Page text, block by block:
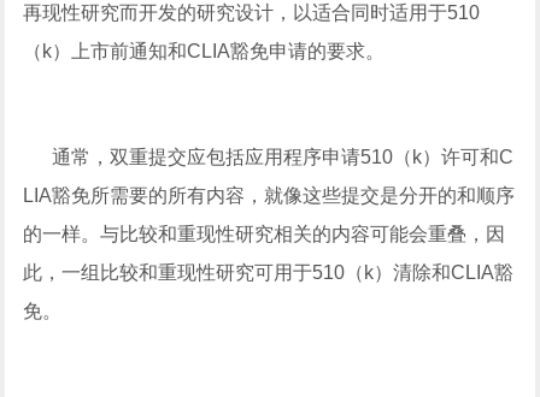
再现性研究而开发的研究设计，以适合同时适用于510
（k）上市前通知和CLIA豁免申请的要求。
通常，双重提交应包括应用程序申请510（k）许可和C
LIA豁免所需要的所有内容，就像这些提交是分开的和顺序
的一样。与比较和重现性研究相关的内容可能会重叠，因
此，一组比较和重现性研究可用于510（k）清除和CLIA豁
免。